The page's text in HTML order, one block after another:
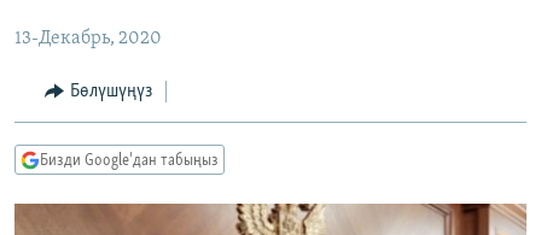
МАДАНИЯТ
ТВ ПРОГРАММАЛАР
БҮГҮН АЗАТТЫКТА
ПОДКАСТ
Русский
13-Декабрь, 2020
Бөлүшүңүз
Бизди Google'дан табыңыз